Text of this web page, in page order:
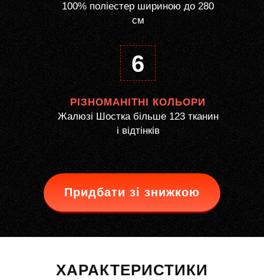
100% поліестер шириною до 280
см
6
РІЗНОМАНІТНІ КОЛЬОРИ
Жалюзі Шостка більше 123 тканин
і відтінків
Придбати зі знижкою
ХАРАКТЕРИСТИКИ